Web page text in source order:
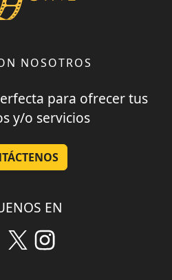
NOSOTROS
para ofrecer tus
y/o servicios
EN